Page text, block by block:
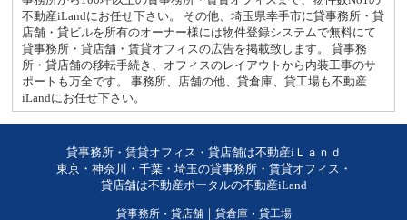
不動産iLandにお任せ下さい。 その他、埼玉県幸手市に貸事務所・貸
店舗・貸ビルを所有のオーナー様には物件登録システムで無料にて
貸事務所・貸店舗・賃貸オフィスの広告を掲載致します。 貸事務
所・貸店舗の移転手続き、オフィスのレイアウトから内装工事のサ
ポートも万全です。 事務所、店舗の他、貸倉庫、貸工場も不動産
iLandにお任せ下さい。
貸事務所・賃貸オフィス・貸店舗は不動産iＬａｎｄ
東京・神奈川・千葉・埼玉の貸事務所・賃貸オフィス・
貸店舗は不動産ポータルの不動産iLand
貸事務所・貸店舗｜ 貸倉庫・貸工場